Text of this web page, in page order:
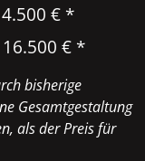
€ *
€ *
bisherige
Gesamtgestaltung
als der Preis für